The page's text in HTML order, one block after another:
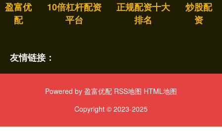
盈富优
配
10倍杠杆配资
平台
正规配资十大
排名
炒股配
资
友情链接：
Powered by 盈富优配 RSS地图 HTML地图
Copyright © 2023-2025